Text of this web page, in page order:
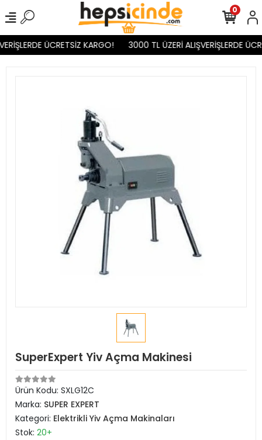
ÜCRETSİZ KARGO! 3000 TL ÜZERİ ALIŞVERİŞLERDE
0
SuperExpert Yiv Açma Makinesi
Ürün Kodu: SXLG12C
Marka: SUPER EXPERT
Kategori: Elektrikli Yiv Açma Makinaları
Stok: 20+